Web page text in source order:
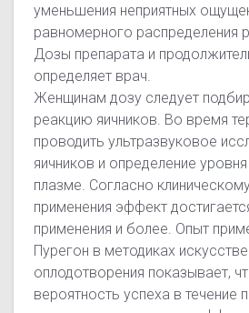
уменьшения неприятных
равномерного распределения
Дозы препарата и
определяет врач.
Женщинам дозу следует
реакцию яичников. Во время
проводить ультразвуковое
яичников и определение
плазме. Согласно
применения эффект
применения и более. Опыт
Пурегон в методиках
оплодотворения показывает,
вероятность успеха в течение